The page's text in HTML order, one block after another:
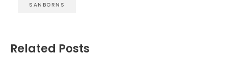
SANBORNS
Related Posts